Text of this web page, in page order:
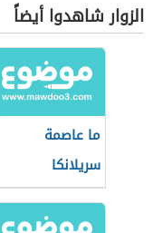
الزوار شاهدوا أيضاً
ما عاصمة
سريلانكا